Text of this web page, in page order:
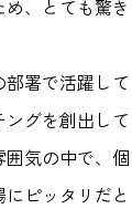
、とても驚き
署で活躍して
グを創出して
気の中で、個
ピッタリだと